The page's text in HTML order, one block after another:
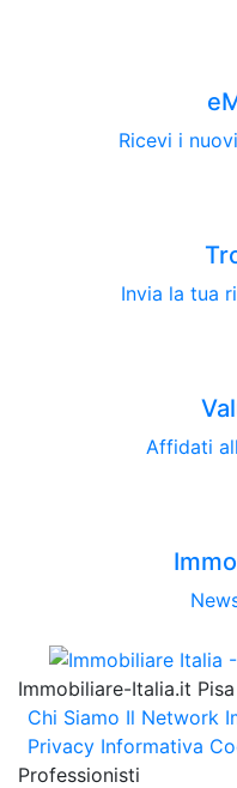
Ricevi i
Invia la tua
Affidati
Immobiliare-Italia.it Pisa
Chi Siamo Il Network
Privacy Informativa
Professionisti